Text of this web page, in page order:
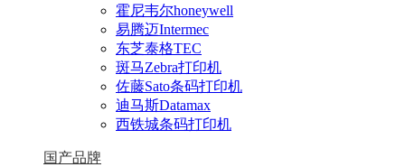
霍尼韦尔honeywell
易腾迈Intermec
东芝泰格TEC
斑马Zebra打印机
佐藤Sato条码打印机
迪马斯Datamax
西铁城条码打印机
国产品牌